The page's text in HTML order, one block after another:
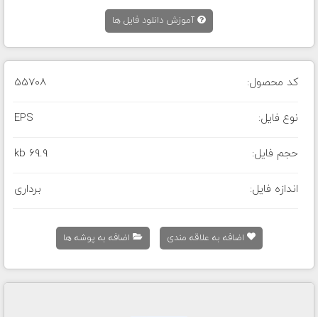
آموزش دانلود فایل ها
کد محصول: 55708
نوع فایل: EPS
حجم فایل: 69.9 kb
اندازه فایل: برداری
اضافه به علاقه مندی اضافه به پوشه ها